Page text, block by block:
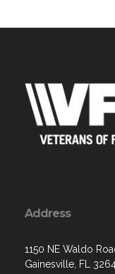
Address
1150 NE Waldo
Gainesville, FL